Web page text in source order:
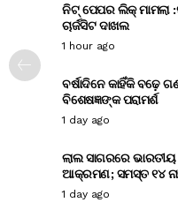
ନିଟ୍ ପେପର ଲିକ୍
ଚାର୍ଜସିଟ ଦାଖଲ
1 hour ago
ବର୍ଷାଦିନେ କାହିଁକି ବଢ଼େ
ବିଶେଷଜ୍ଞଙ୍କ ପରାମର୍ଶ
1 day ago
ଲାଲ ସାଗରରେ ଭାରତୀୟ
ଆକ୍ରମଣ; ସମସ୍ତ ୧୪
1 day ago